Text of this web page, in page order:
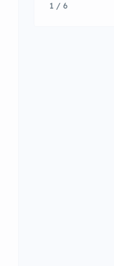
1 / 6